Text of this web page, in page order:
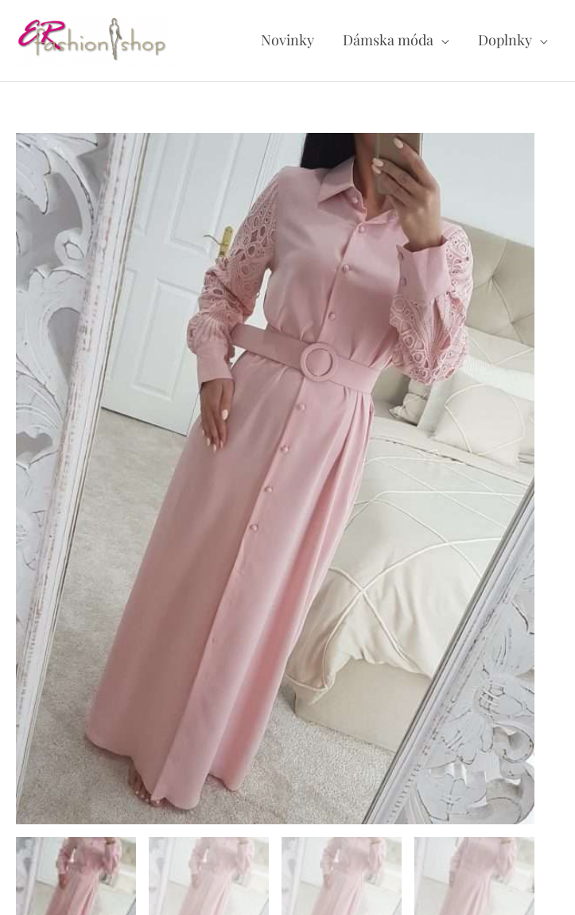
obsah
Novinky Dámska móda Doplnky